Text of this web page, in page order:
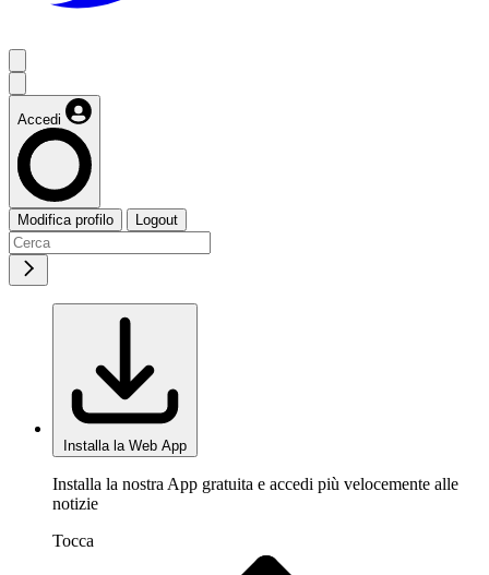
Accedi
Modifica profilo Logout
Installa la Web App
Installa la nostra App gratuita e accedi più velocemente alle
notizie
Tocca